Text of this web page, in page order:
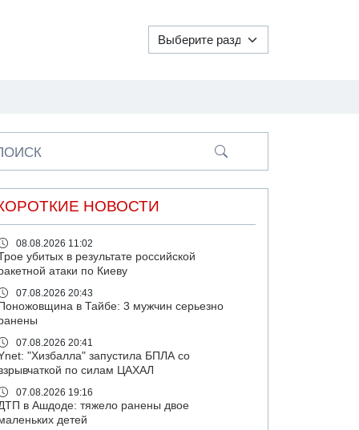
НОВОСТИ
08.08.2026 11:02
убитых в результате российской
атаки по Киеву
07.08.2026 20:43
Поножовщина в Тайбе: 3 мужчин серьезно
07.08.2026 20:41
"Хизбалла" запустила БПЛА со
по силам ЦАХАЛ
07.08.2026 19:16
в Ашдоде: тяжело ранены двое
детей